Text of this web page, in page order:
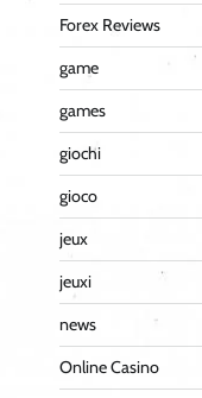
Forex Reviews
game
games
giochi
gioco
jeux
jeuxi
news
Online Casino